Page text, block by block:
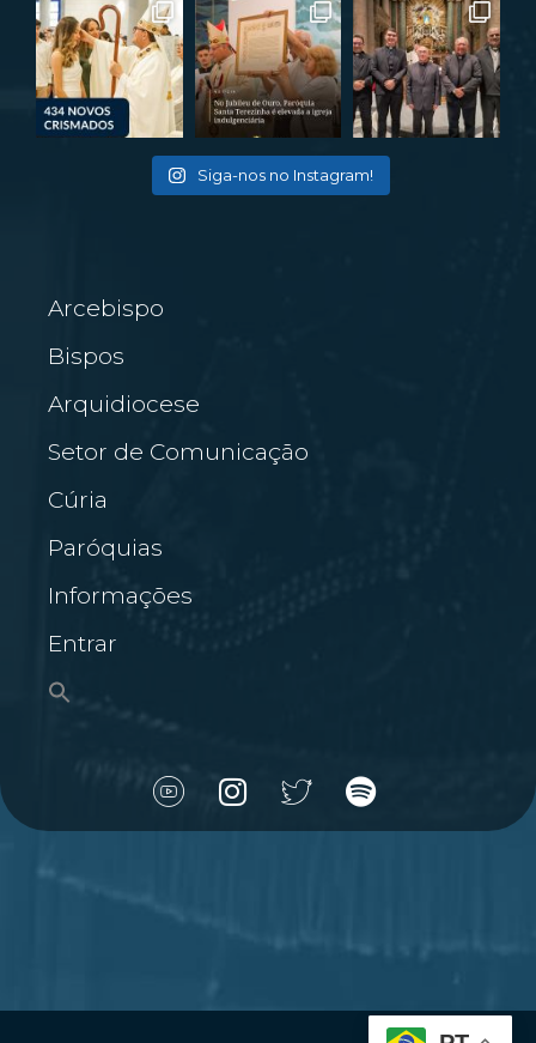
Siga-nos no Instagram!
Arcebispo
Bispos
Arquidiocese
Setor de Comunicação
Cúria
Paróquias
Informações
Entrar